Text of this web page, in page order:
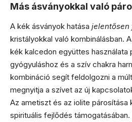
Más ásványokkal való
A kék ásványok hatása jelentősen
kristályokkal való kombinálásban.
kék kalcedon együttes használata
gyógyuláshoz és a szív chakra
kombináció segít feldolgozni a
megnyitja a szívet az új
Az ametiszt és az iolite párosítása
spirituális fejlődés